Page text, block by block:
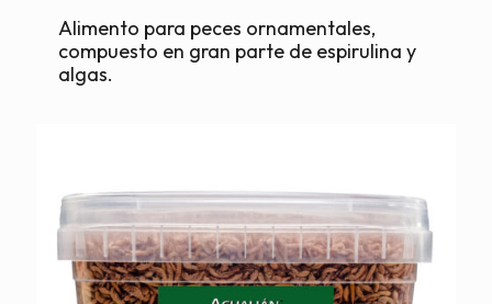
Alimento para peces ornamentales,
compuesto en gran parte de espirulina y
algas.